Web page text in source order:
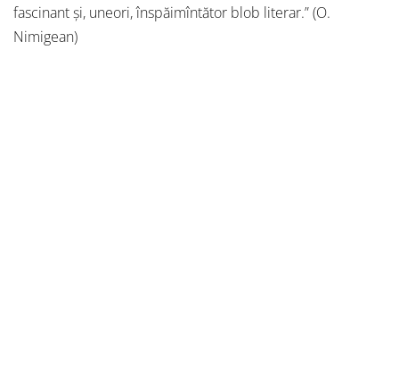
fascinant și, uneori, înspăimîntător blob literar.” (O.
Nimigean)